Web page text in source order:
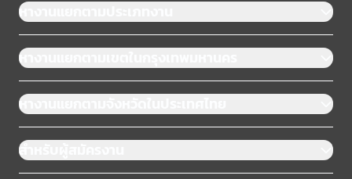
หางานแยกตามประเภทงาน
หางานแยกตามเขตในกรุงเทพมหานคร
หางานแยกตามจังหวัดในประเทศไทย
สำหรับผู้สมัครงาน